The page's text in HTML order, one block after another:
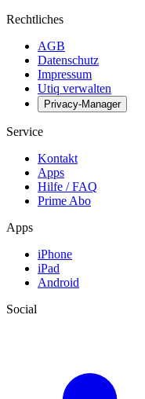
Rechtliches
AGB
Datenschutz
Impressum
Utiq verwalten
Privacy-Manager
Service
Kontakt
Apps
Hilfe / FAQ
Prime Abo
Apps
iPhone
iPad
Android
Social